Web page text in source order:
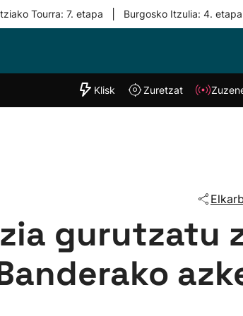
Tourra: 7. etapa Burgosko Itzulia: 4. etapa
"Helmuga"
Klisk
Klisk Zuretzat
gurutzatu